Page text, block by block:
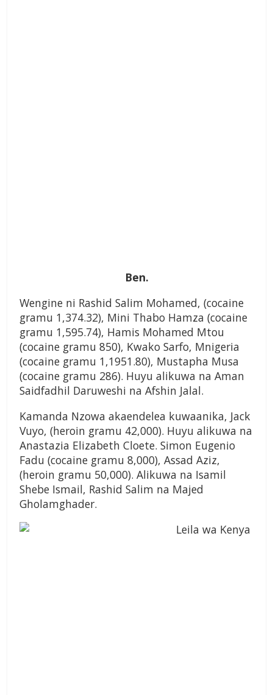
Ben.
Wengine ni Rashid Salim Mohamed, (cocaine
gramu 1,374.32), Mini Thabo Hamza (cocaine
gramu 1,595.74), Hamis Mohamed Mtou
(cocaine gramu 850), Kwako Sarfo, Mnigeria
(cocaine gramu 1,1951.80), Mustapha Musa
(cocaine gramu 286). Huyu alikuwa na Aman
Saidfadhil Daruweshi na Afshin Jalal.
Kamanda Nzowa akaendelea kuwaanika, Jack
Vuyo, (heroin gramu 42,000). Huyu alikuwa na
Anastazia Elizabeth Cloete. Simon Eugenio
Fadu (cocaine gramu 8,000), Assad Aziz,
(heroin gramu 50,000). Alikuwa na Isamil
Shebe Ismail, Rashid Salim na Majed
Gholamghader.